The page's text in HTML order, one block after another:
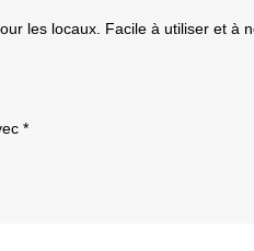
les locaux. Facile à utiliser et à
*